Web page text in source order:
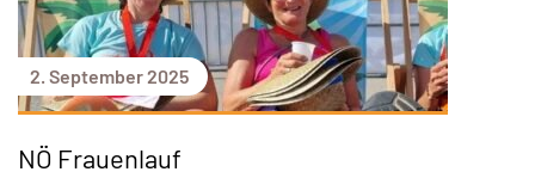
2. September 2025
NÖ Frauenlauf